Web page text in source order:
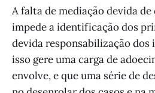
A falta de mediação devida
impede a identificação dos
devida responsabilização dos
isso gere uma carga de
envolve, e que uma série de